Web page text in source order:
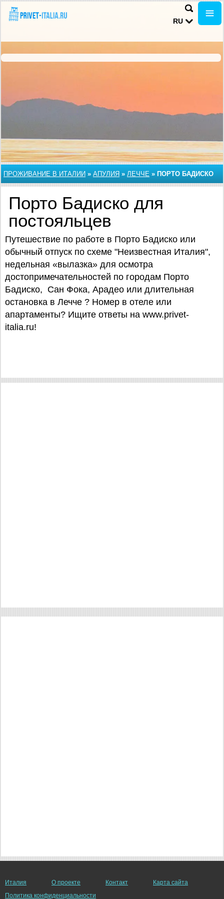
RU
ПРОЖИВАНИЕ В ИТАЛИИ » АПУЛИЯ » ЛЕЧЧЕ » ПОРТО БАДИСКО
Порто Бадиско для
постояльцев
Путешествие по работе в Порто Бадиско или
обычный отпуск по схеме "Неизвестная Италия",
недельная «вылазка» для осмотра
достопримечательностей по городам Порто
Бадиско, Сан Фока, Арадео или длительная
остановка в Лечче ? Номер в отеле или
апартаменты? Ищите ответы на www.privet-
italia.ru!
Италия О проекте Контакт
Карта сайта
Политика конфиденциальности